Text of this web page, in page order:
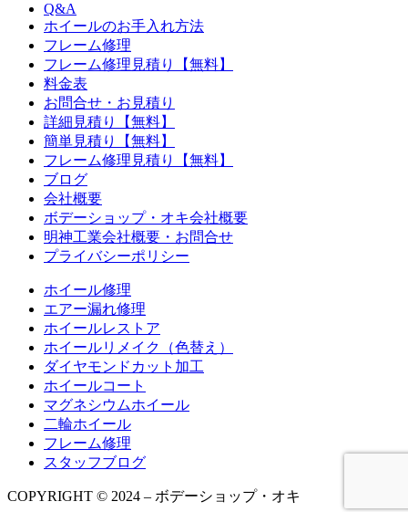
Q&A
ホイールのお手入れ方法
フレーム修理
フレーム修理見積り【無料】
料金表
お問合せ・お見積り
詳細見積り【無料】
簡単見積り【無料】
フレーム修理見積り【無料】
ブログ
会社概要
ボデーショップ・オキ会社概要
明神工業会社概要・お問合せ
プライバシーポリシー
ホイール修理
エアー漏れ修理
ホイールレストア
ホイールリメイク（色替え）
ダイヤモンドカット加工
ホイールコート
マグネシウムホイール
二輪ホイール
フレーム修理
スタッフブログ
COPYRIGHT © 2024 – ボデーショップ・オキ